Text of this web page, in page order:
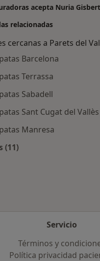
acepta Nuria
relacionadas
cercanas a Parets del
Barcelona
Terrassa
Sabadell
Sant Cugat del Vallès
Manresa
(11)
Servicio
Términos y
Política privacidad